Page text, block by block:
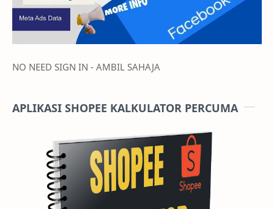
NO NEED SIGN IN - AMBIL SAHAJA
APLIKASI SHOPEE KALKULATOR PERCUMA